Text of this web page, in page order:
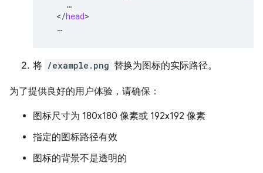
</head
将 /example.png 替换为图标的实际路径。
为了提供良好的用户体验，请确保：
图标尺寸为 180x180 像素或 192x192 像素
指定的图标路径有效
图标的背景不是透明的